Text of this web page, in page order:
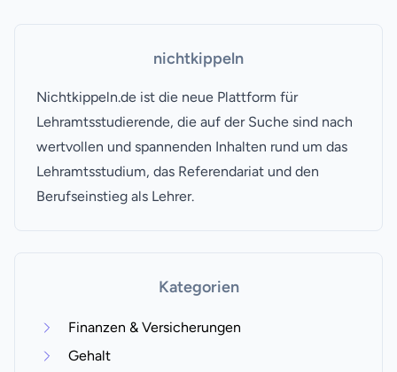
nichtkippeln
Nichtkippeln.de ist die neue Plattform für
Lehramtsstudierende, die auf der Suche sind nach
wertvollen und spannenden Inhalten rund um das
Lehramtsstudium, das Referendariat und den
Berufseinstieg als Lehrer.
Kategorien
Finanzen & Versicherungen
Gehalt